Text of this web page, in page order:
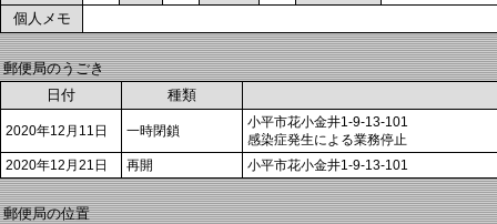
個人メモ
郵便局のうごき
日付
種類
2020年12月11日 一時閉鎖
小平市花小金井1-9-13-101
感染症発生による業務停止
2020年12月21日
再開 小平市花小金井1-9-13-101
郵便局の位置